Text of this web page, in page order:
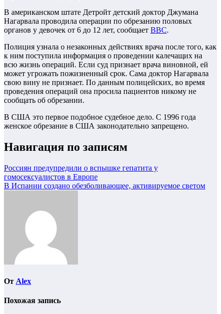
В американском штате Детройт детский доктор Джумана
Нагарвала проводила операции по обрезанию половых
органов у девочек от 6 до 12 лет, сообщает BBC.
Полиция узнала о незаконных действиях врача после того, как
к ним поступила информация о проведении калечащих на
всю жизнь операций. Если суд признает врача виновной, ей
может угрожать пожизненный срок. Сама доктор Нагарвала
свою вину не признает. По данным полицейских, во время
проведения операций она просила пациентов никому не
сообщать об обрезании.
В США это первое подобное судебное дело. С 1996 года
женское обрезание в США законодательно запрещено.
Навигация по записям
Россиян предупредили о вспышке гепатита у
гомосексуалистов в Европе
В Испании создано обезболивающее, активируемое светом
От Alex
Похожая запись